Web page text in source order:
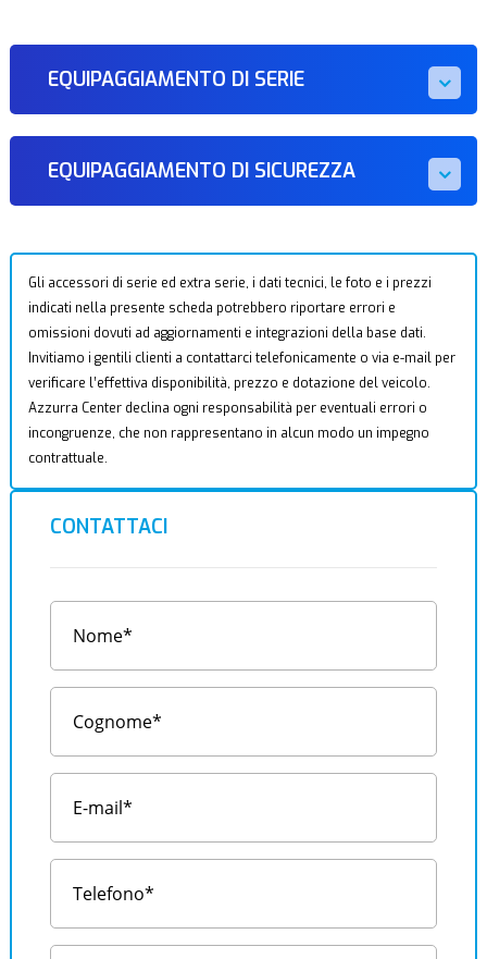
EQUIPAGGIAMENTO DI SERIE
EQUIPAGGIAMENTO DI SICUREZZA
Gli accessori di serie ed extra serie, i dati tecnici, le foto e i prezzi
indicati nella presente scheda potrebbero riportare errori e
omissioni dovuti ad aggiornamenti e integrazioni della base dati.
Invitiamo i gentili clienti a contattarci telefonicamente o via e-mail per
verificare l’effettiva disponibilità, prezzo e dotazione del veicolo.
Azzurra Center declina ogni responsabilità per eventuali errori o
incongruenze, che non rappresentano in alcun modo un impegno
contrattuale.
CONTATTACI